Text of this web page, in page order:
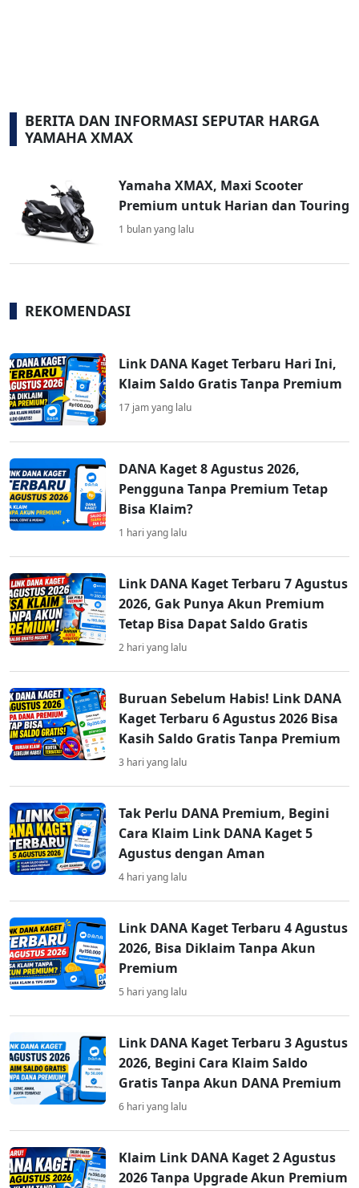
BERITA DAN INFORMASI SEPUTAR HARGA
YAMAHA XMAX
Yamaha XMAX, Maxi Scooter
Premium untuk Harian dan Touring
1 bulan yang lalu
REKOMENDASI
Link DANA Kaget Terbaru Hari Ini,
Klaim Saldo Gratis Tanpa Premium
17 jam yang lalu
DANA Kaget 8 Agustus 2026,
Pengguna Tanpa Premium Tetap
Bisa Klaim?
1 hari yang lalu
Link DANA Kaget Terbaru 7 Agustus
2026, Gak Punya Akun Premium
Tetap Bisa Dapat Saldo Gratis
2 hari yang lalu
Buruan Sebelum Habis! Link DANA
Kaget Terbaru 6 Agustus 2026 Bisa
Kasih Saldo Gratis Tanpa Premium
3 hari yang lalu
Tak Perlu DANA Premium, Begini
Cara Klaim Link DANA Kaget 5
Agustus dengan Aman
4 hari yang lalu
Link DANA Kaget Terbaru 4 Agustus
2026, Bisa Diklaim Tanpa Akun
Premium
5 hari yang lalu
Link DANA Kaget Terbaru 3 Agustus
2026, Begini Cara Klaim Saldo
Gratis Tanpa Akun DANA Premium
6 hari yang lalu
Klaim Link DANA Kaget 2 Agustus
2026 Tanpa Upgrade Akun Premium